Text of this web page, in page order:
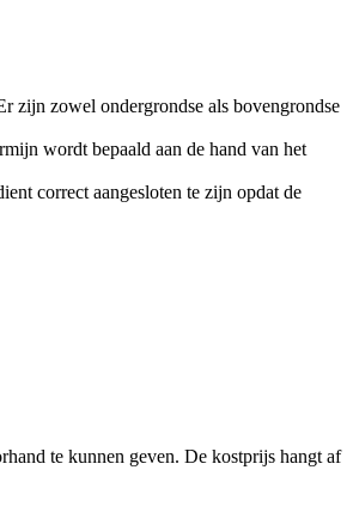
zijn zowel ondergrondse als bovengrondse
wordt bepaald aan de hand van het
correct aangesloten te zijn opdat de
te kunnen geven. De kostprijs hangt af